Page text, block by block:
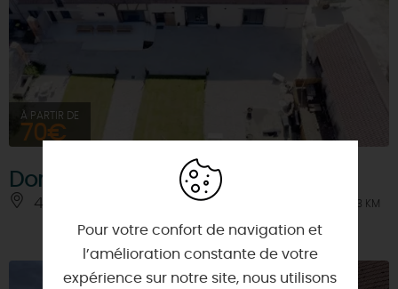
À PARTIR DE
70€
Domaine Ferme de la Vergne
45490 - LORCY À 3 KM
Pour votre confort de navigation et
l’amélioration constante de votre
expérience sur notre site, nous utilisons